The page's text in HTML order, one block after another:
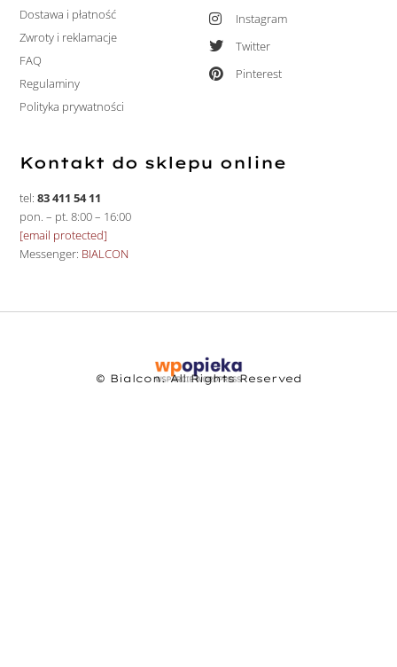
Dostawa i płatność
Zwroty i reklamacje
FAQ
Regulaminy
Polityka prywatności
Instagram
Twitter
Pinterest
Kontakt do sklepu online
tel: 83 411 54 11
pon. – pt. 8:00 – 16:00
[email protected]
Messenger: BIALCON
© Bialcon. All Rights Reserved